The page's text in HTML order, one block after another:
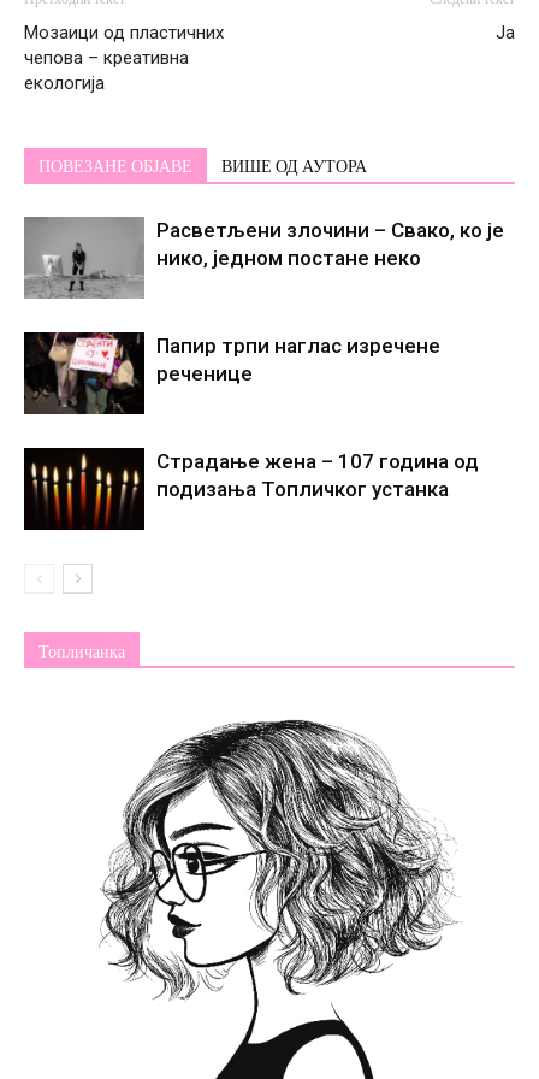
Мозаици од пластичних
чепова – креативна
екологија
Ja
ПОВЕЗАНЕ ОБЈАВЕ ВИШЕ ОД АУТОРА
Расветљени злочини – Свако, ко је
нико, једном постане некo
Папир трпи наглас изречене
реченице
Страдање жена – 107 година од
подизања Топличког устанка
Топличанка